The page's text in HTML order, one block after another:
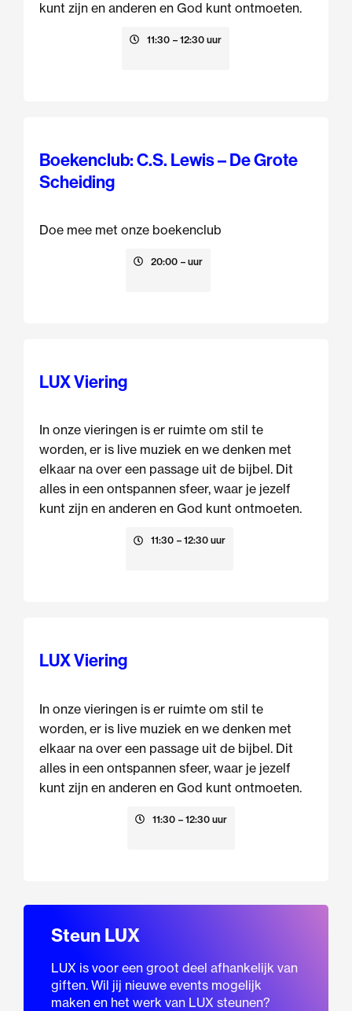
kunt zijn en anderen en God kunt ontmoeten.
11:30 – 12:30 uur
Boekenclub: C.S. Lewis – De Grote
Scheiding
Doe mee met onze boekenclub
20:00 – uur
LUX Viering
In onze vieringen is er ruimte om stil te
worden, er is live muziek en we denken met
elkaar na over een passage uit de bijbel. Dit
alles in een ontspannen sfeer, waar je jezelf
kunt zijn en anderen en God kunt ontmoeten.
11:30 – 12:30 uur
LUX Viering
In onze vieringen is er ruimte om stil te
worden, er is live muziek en we denken met
elkaar na over een passage uit de bijbel. Dit
alles in een ontspannen sfeer, waar je jezelf
kunt zijn en anderen en God kunt ontmoeten.
11:30 – 12:30 uur
Steun LUX
LUX is voor een groot deel afhankelijk van
giften. Wil jij nieuwe events mogelijk
maken en het werk van LUX steunen?